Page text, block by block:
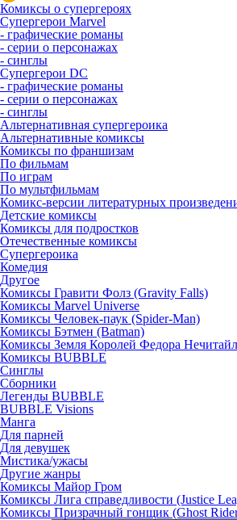
Комиксы о супергероях
Супергерои Marvel
- графические романы
- серии о персонажах
- синглы
Супергерои DC
- графические романы
- серии о персонажах
- синглы
Альтернативная супергероика
Альтернативные комиксы
Комиксы по франшизам
По фильмам
По играм
По мультфильмам
Комикс-версии литературных
Детские комиксы
Комиксы для подростков
Отечественные комиксы
Супергероика
Комедия
Другое
Комиксы Гравити Фолз (Gravity Falls)
Комиксы Marvel Universe
Комиксы Человек-паук (Spider-Man)
Комиксы Бэтмен (Batman)
Комиксы Земля Королей Федора
Комиксы BUBBLE
Синглы
Сборники
Легенды BUBBLE
BUBBLE Visions
Манга
Для парней
Для девушек
Мистика/ужасы
Другие жанры
Комиксы Майор Гром
Комиксы Лига справедливости (Justice
Комиксы Призрачный гонщик (Ghost